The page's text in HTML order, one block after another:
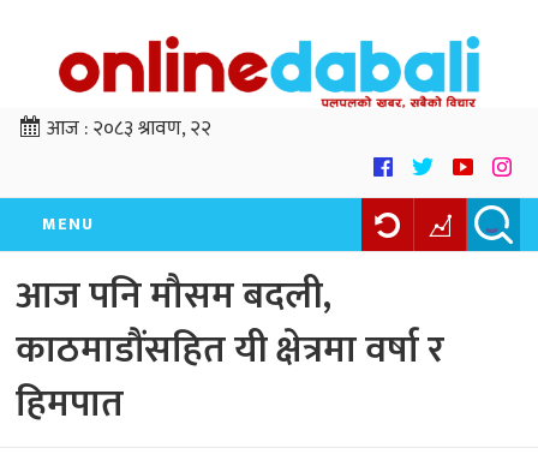
आज :२०८३ श्रावण, २२
MENU
आज पनि मौसम बदली,
काठमाडौंसहित यी क्षेत्रमा वर्षा र
हिमपात